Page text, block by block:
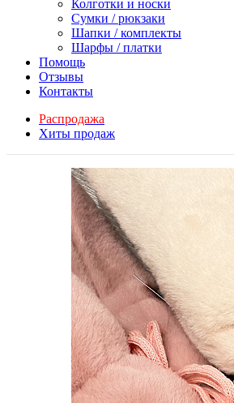
Колготки и носки
Сумки / рюкзаки
Шапки / комплекты
Шарфы / платки
Помощь
Отзывы
Контакты
Распродажа
Хиты продаж